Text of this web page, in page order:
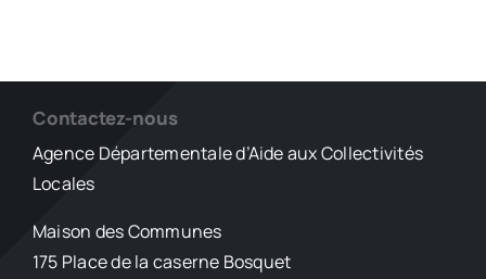
Contactez-nous
Agence Départementale d’Aide aux Collectivités
Locales
Maison des Communes
175 Place de la caserne Bosquet